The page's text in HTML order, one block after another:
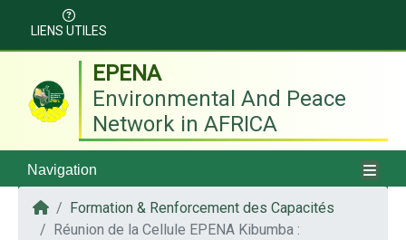
LIENS UTILES
EPENA
Environmental And Peace
Network in AFRICA
Navigation
Formation & Renforcement des Capacités
Réunion de la Cellule EPENA Kibumba :